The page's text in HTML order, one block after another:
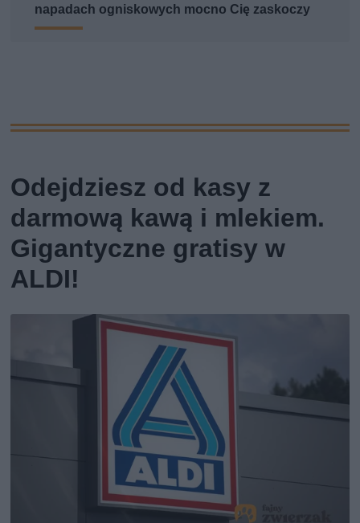
napadach ogniskowych mocno Cię zaskoczy
Odejdziesz od kasy z
darmową kawą i mlekiem.
Gigantyczne gratisy w
ALDI!